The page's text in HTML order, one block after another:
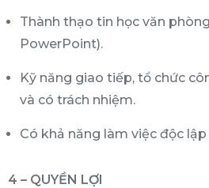
Thành thạo tin học văn
PowerPoint).
Kỹ năng giao tiếp, tổ chức
và có trách nhiệm.
Có khả năng làm việc độc
4 – QUYỀN LỢI